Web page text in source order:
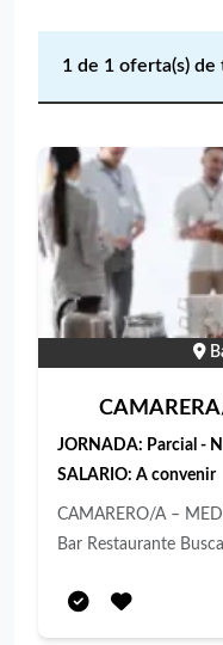
1 de 1 oferta(s) de
JORNADA: Parcial -
SALARIO: A convenir
CAMARERO/A –
Bar Restaurante Buscamos camarero/a con experiencia
ubicado en Premia de Mar. Funciones
Atención y servicio al